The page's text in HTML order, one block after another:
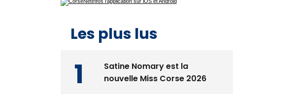
Les plus lus
Satine Nomary est la
nouvelle Miss Corse 2026